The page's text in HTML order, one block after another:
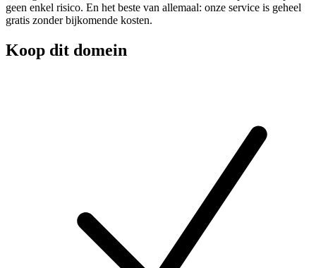
geen enkel risico. En het beste van allemaal: onze service is geheel
gratis zonder bijkomende kosten.
Koop dit domein